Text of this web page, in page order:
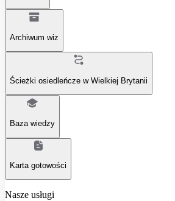
Archiwum wiz
Ścieżki osiedleńcze w Wielkiej Brytanii
Baza wiedzy
Karta gotowości
Nasze usługi